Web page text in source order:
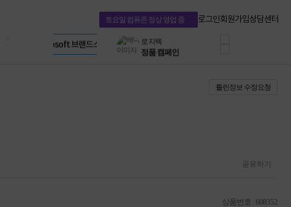
토요일 컴퓨존 정상 영업 중 로그인회원가입상담센터
LG gram & 브랜드스토어
Microsoft 브랜드스토어
Dell 구매 찬스
프로 에센셜
타협 없는 게이밍
HP OMEN
틀린정보 수정요청
공유하기
상품번호 : 608352